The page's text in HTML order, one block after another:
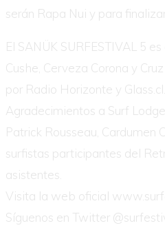
serán Rapa Nui y para
El SANÜK SURFESTIVAL 5
Cushe, Cerveza Corona y
por Radio Horizonte y Glass.cl.
Agradecimientos a Surf
Patrick Rousseau, Cardumen
surfistas participantes del
asistentes.
Visita la web oficial
Síguenos en Twitter